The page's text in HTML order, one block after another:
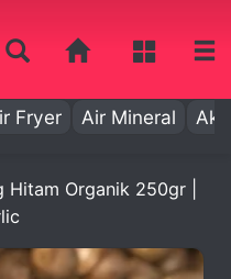
Fryer Air Mineral Aki
Hitam Organik 250gr |